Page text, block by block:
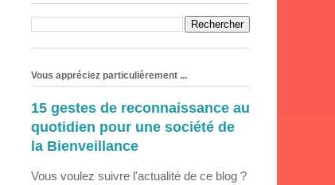
Vous appréciez particulièrement ...
15 gestes de reconnaissance au
quotidien pour une société de
la Bienveillance
Vous voulez suivre l'actualité de ce blog ?